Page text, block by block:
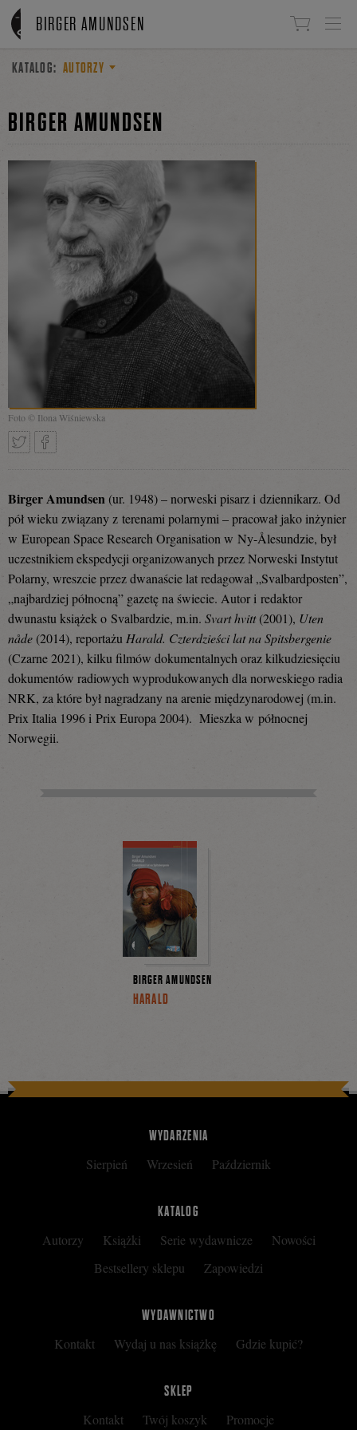
Linki do przejścia
BIRGER AMUNDSEN
KATALOG: AUTORZY
BIRGER AMUNDSEN
Foto © Ilona Wiśniewska
się
Facebooku
Birger Amundsen (ur. 1948) – norweski pisarz i dziennikarz. Od
pół wieku związany z terenami polarnymi – pracował jako inżynier
w European Space Research Organisation w Ny-Ålesundzie, był
uczestnikiem ekspedycji organizowanych przez Norweski Instytut
Polarny, wreszcie przez dwanaście lat redagował „Svalbardposten”,
„najbardziej północną” gazetę na świecie. Autor i redaktor
dwunastu książek o Svalbardzie, m.in. Svart hvitt(2001), Uten
nåde (2014), reportażu Harald. Czterdzieści lat na Spitsbergenie
(Czarne 2021), kilku filmów dokumentalnych oraz kilkudziesięciu
dokumentów radiowych wyprodukowanych dla norweskiego radia
NRK, za które był nagradzany na arenie międzynarodowej (m.in.
Prix Italia 1996 i Prix Europa 2004). Mieszka w północnej
Norwegii.
BIRGER AMUNDSEN
HARALD
WYDARZENIA
Sierpień Wrzesień Październik
KATALOG
Autorzy Książki Serie wydawnicze
Nowości
Bestsellery sklepu
Zapowiedzi
WYDAWNICTWO
Kontakt Wydaj u nas książkę Gdzie kupić?
SKLEP
Kontakt Twój koszyk Promocje